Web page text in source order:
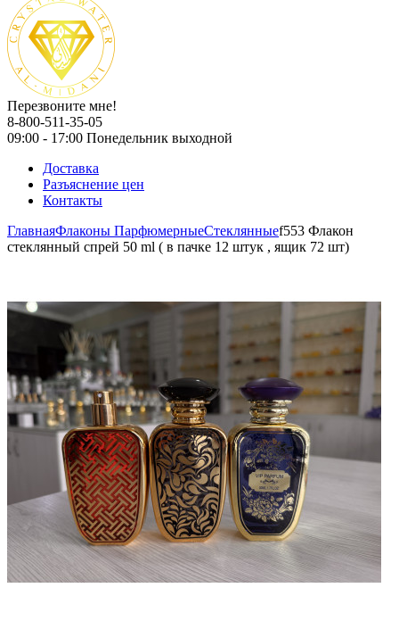
Перезвоните мне!
8-800-511-35-05
09:00 - 17:00 Понедельник выходной
Доставка
Разъяснение цен
Контакты
ГлавнаяФлаконы ПарфюмерныеСтеклянныеf553 Флакон
стеклянный спрей 50 ml ( в пачке 12 штук , ящик 72 шт)